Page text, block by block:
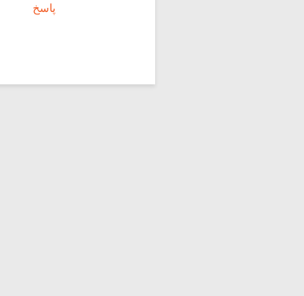
پاسخ